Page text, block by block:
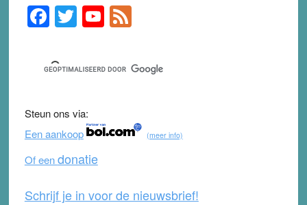
Primary
Sidebar
F
c
e
b
o
o
k
T
tt
er
Y
u
T
b
F
e
d
Steun ons via:
Een aankoop
(meer info)
Of eendonatie
Schrijf je in voor de nieuwsbrief!